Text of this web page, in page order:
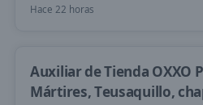
Hace 22 horas
Auxiliar de Tienda OXXO
Mártires, Teusaquillo,